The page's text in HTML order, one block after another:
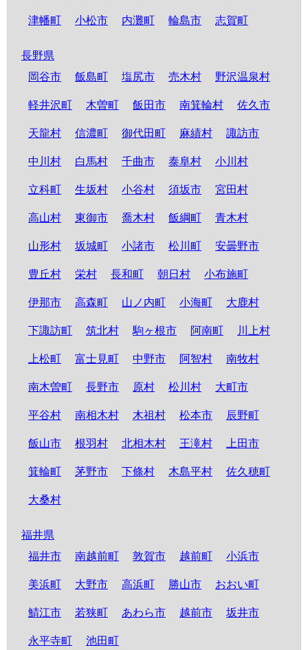
津幡町 小松市 内灘町 輪島市 志賀町
長野県
岡谷市
飯島町 塩尻市 売木村 野沢温泉村
軽井沢町 木曽町 飯田市 南箕輪村 佐久市
天龍村 信濃町 御代田町 麻績村 諏訪市
中川村 白馬村 千曲市 泰阜村 小川村
立科町 生坂村 小谷村 須坂市 宮田村
高山村 東御市 喬木村 飯綱町 青木村
山形村 坂城町 小諸市 松川町 安曇野市
豊丘村 栄村 長和町 朝日村 小布施町
伊那市 高森町 山ノ内町 小海町 大鹿村
下諏訪町 筑北村 駒ヶ根市 阿南町 川上村
上松町 富士見町 中野市 阿智村 南牧村
南木曽町 長野市 原村 松川村 大町市
平谷村 南相木村 木祖村 松本市 辰野町
飯山市 根羽村 北相木村 王滝村 上田市
箕輪町 茅野市 下條村 木島平村 佐久穂町
大桑村
福井県
福井市
南越前町 敦賀市 越前町 小浜市
美浜町 大野市 高浜町 勝山市 おおい町
鯖江市 若狭町 あわら市 越前市 坂井市
永平寺町 池田町